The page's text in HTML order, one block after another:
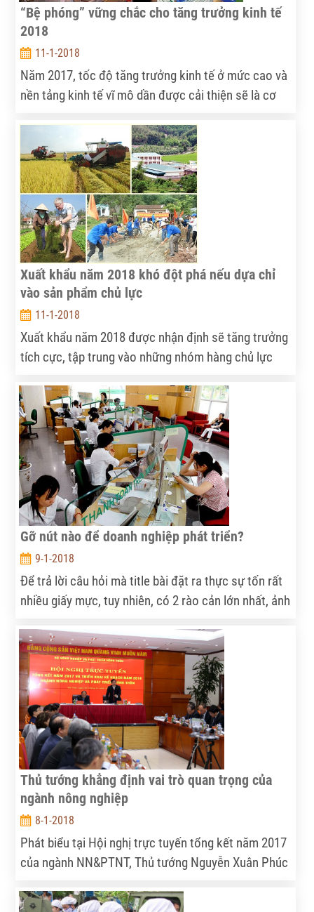
“Bệ phóng” vững chắc cho tăng trưởng kinh tế
2018
11-1-2018
Năm 2017, tốc độ tăng trưởng kinh tế ở mức cao và
nền tảng kinh tế vĩ mô dần được cải thiện sẽ là cơ
Xuất khẩu năm 2018 khó đột phá nếu dựa chỉ
vào sản phẩm chủ lực
11-1-2018
Xuất khẩu năm 2018 được nhận định sẽ tăng trưởng
tích cực, tập trung vào những nhóm hàng chủ lực
Gỡ nút nào để doanh nghiệp phát triển?
9-1-2018
Để trả lời câu hỏi mà title bài đặt ra thực sự tốn rất
nhiều giấy mực, tuy nhiên, có 2 rào cản lớn nhất, ảnh
nghiệp (DN) là vốn và thể chế. Nếu như vốn là điều
kiện cần thì thể chế không chỉ là điều kiện đủ mà
còn tiên quyết. Việc dỡ bỏ rào cản, gỡ nút thắt thể
chế đòi hỏi hành động cụ thể và nỗ lực rất lớn từ
phía các cơ quan thực thi, mà trước hết là từ Chính
phủ và các bộ ngành.
Thủ tướng khẳng định vai trò quan trọng của
ngành nông nghiệp
8-1-2018
Phát biểu tại Hội nghị trực tuyến tổng kết năm 2017
của ngành NN&PTNT, Thủ tướng Nguyễn Xuân Phúc
thành và vượt những mục tiêu quan trọng. Đặc biệt